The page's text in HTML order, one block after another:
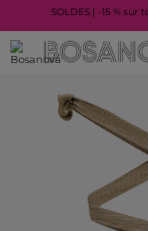
SOLDES | -15 % sur